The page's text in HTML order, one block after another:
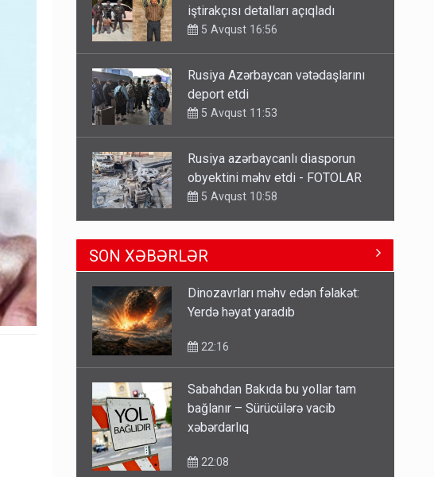
deport etdi
5 Avqust 11:53
Rusiya azərbaycanlı diasporun
obyektini məhv etdi - FOTOLAR
5 Avqust 10:58
Bu tarixdən HAVALAR DƏYİŞİR -
İSTİLƏR BİTİR
4 Avqust 22:04
ŞOK! David Seliverstov ölkədən
qaçdı
gedə biləcəksiniz - SİYAHI
Ərdoğana sui-qəsd planının
iştirakçısı detalları açıqladı
SON XƏBƏRLƏR
Dinozavrları məhv edən fəlakət:
Yerdə həyat yaradıb
22:16
Sabahdan Bakıda bu yollar tam
bağlanır – Sürücülərə vacib
xəbərdarlıq
22:08